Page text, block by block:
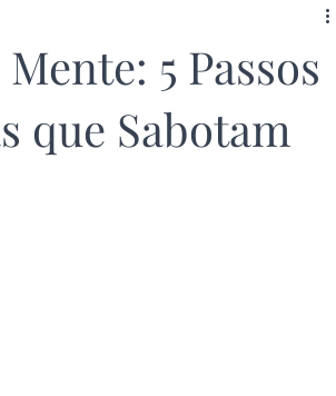
Liberdade de
5 Passos
que Sabotam